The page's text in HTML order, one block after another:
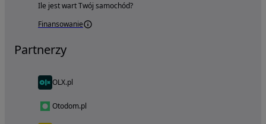
Ile jest wart Twój samochód?
Finansowanie
Partnerzy
OLX.pl
Otodom.pl